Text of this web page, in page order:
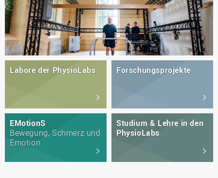
Labore der PhysioLabs Forschungsprojekte
EMotionS
Bewegung, Schmerz und
Emotion
Studium & Lehre in den
PhysioLabs